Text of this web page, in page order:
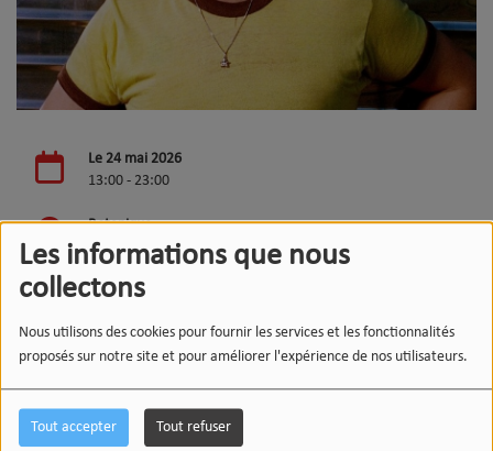
Les informations que nous
collectons
Nous utilisons des cookies pour fournir les services et les fonctionnalités
proposés sur notre site et pour améliorer l'expérience de nos utilisateurs.
Tout accepter Tout refuser
Le 24 mai 2026
13:00 - 23:00
Botanique
Rue Royale 236
1000, Bruxelles
Les Louanges sera au Botanique le 24 mai dans le cadre
Quatre ans après le succès de